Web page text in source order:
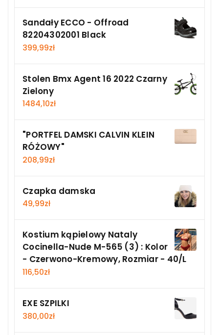
Sandały ECCO - Offroad
82204302001 Black
399,99zł
Stolen Bmx Agent 16 2022 Czarny
Zielony
1484,10zł
"PORTFEL DAMSKI CALVIN KLEIN
RÓŻOWY"
208,99zł
Czapka damska
49,99zł
Kostium kąpielowy Nataly
Cocinella-Nude M-565 (3) : Kolor
- Czerwono-Kremowy, Rozmiar - 40/L
116,50zł
EXE SZPILKI
380,00zł